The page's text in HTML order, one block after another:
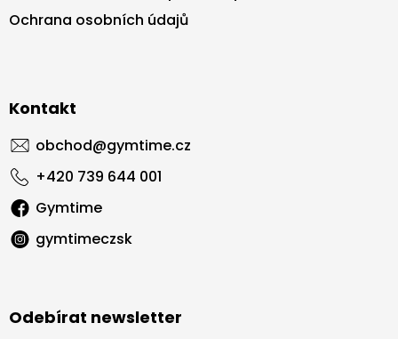
Ochrana osobních údajů
Kontakt
obchod@gymtime.cz
+420 739 644 001
Gymtime
gymtimeczsk
Odebírat newsletter